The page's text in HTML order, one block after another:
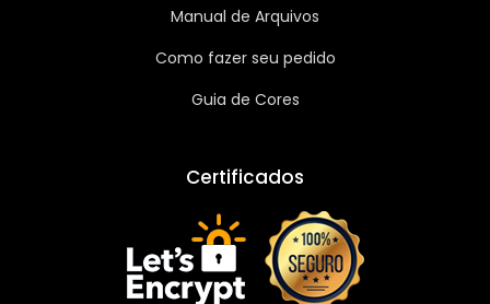
Manual de Arquivos
Como fazer seu pedido
Guia de Cores
Certificados